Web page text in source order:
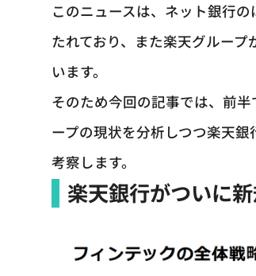
このニュースは、ネット銀行
たれており、また楽天グルー
います。
そのため今回の記事では、前
ープの現状を分析しつつ楽天
考察します。
楽天銀行がついに